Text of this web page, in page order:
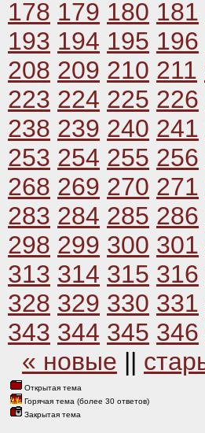
178 179 180 181
193 194 195 196
208 209 210 211
223 224 225 226
238 239 240 241
253 254 255 256
268 269 270 271
283 284 285 286
298 299 300 301
313 314 315 316
328 329 330 331
343 344 345 346
« новые ||
Открытая тема
Горячая тема (более 30 ответов)
Закрытая тема